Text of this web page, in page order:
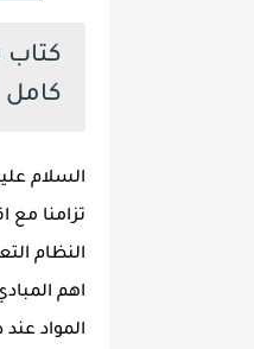
كامل
السلام
النظام
اهم
المواد